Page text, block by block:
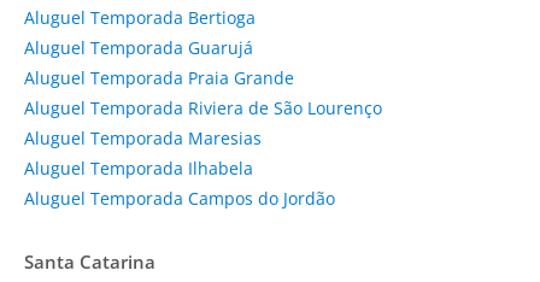
Aluguel Temporada Bertioga
Aluguel Temporada Guarujá
Aluguel Temporada Praia Grande
Aluguel Temporada Riviera de São Lourenço
Aluguel Temporada Maresias
Aluguel Temporada Ilhabela
Aluguel Temporada Campos do Jordão
Santa Catarina